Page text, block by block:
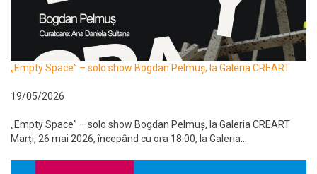
„Empty Space” – solo show Bogdan Pelmuș, la Galeria CREART
19/05/2026
„Empty Space” – solo show Bogdan Pelmuș, la Galeria CREART
Marți, 26 mai 2026, începând cu ora 18:00, la Galeria...